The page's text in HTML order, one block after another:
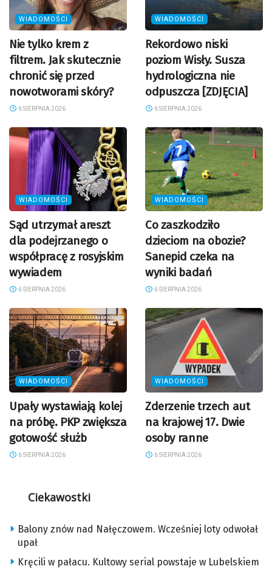
WIADOMOŚCI
Nie tylko krem z
filtrem. Jak skutecznie
chronić się przed
nowotworami skóry?
6 SIERPNIA 2026
WIADOMOŚCI
Rekordowo niski
poziom Wisły. Susza
hydrologiczna nie
odpuszcza [ZDJĘCIA]
6 SIERPNIA 2026
WIADOMOŚCI
Sąd utrzymał areszt
dla podejrzanego o
współpracę z rosyjskim
wywiadem
6 SIERPNIA 2026
WIADOMOŚCI
Co zaszkodziło
dzieciom na obozie?
Sanepid czeka na
wyniki badań
6 SIERPNIA 2026
WIADOMOŚCI
Upały wystawiają kolej
na próbę. PKP zwiększa
gotowość służb
6 SIERPNIA 2026
WIADOMOŚCI
Zderzenie trzech aut
na krajowej 17. Dwie
osoby ranne
6 SIERPNIA 2026
Ciekawostki
Balony znów nad Nałęczowem. Wcześniej loty odwołał
upał
Kręcili w pałacu. Kultowy serial powstaje w Lubelskiem